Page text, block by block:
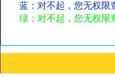
蓝：对不起，您无权限
绿：对不起，您无权限